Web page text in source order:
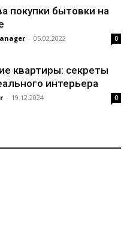
покупки бытовки на
- 05.02.2022 0
квартиры: секреты
интерьера
- 19.12.2024 0